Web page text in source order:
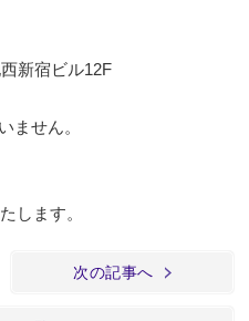
新宿ビル12F
ません。
します。
次の記事へ